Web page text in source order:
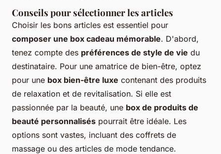
Conseils pour sélectionner les articles
Choisir les bons articles est essentiel pour
composer une box cadeau mémorable. D'abord,
tenez compte des préférences de style de vie du
destinataire. Pour une amatrice de bien-être, optez
pour une box bien-être luxe contenant des produits
de relaxation et de revitalisation. Si elle est
passionnée par la beauté, une box de produits de
beauté personnalisés pourrait être idéale. Les
options sont vastes, incluant des coffrets de
massage ou des articles de mode tendance.